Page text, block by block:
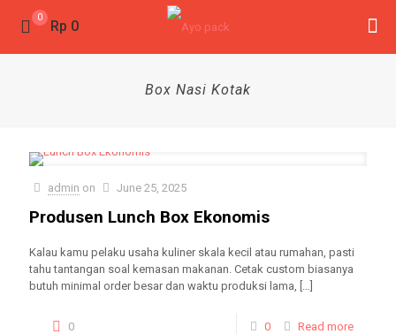
0
Rp 0
Box Nasi Kotak
admin on June 25, 2025
Produsen Lunch Box Ekonomis
Kalau kamu pelaku usaha kuliner skala kecil atau rumahan, pasti
tahu tantangan soal kemasan makanan. Cetak custom biasanya
butuh minimal order besar dan waktu produksi lama, […]
0 0 Read more